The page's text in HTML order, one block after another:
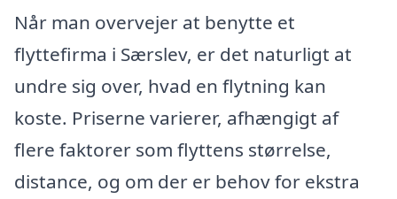
Når man overvejer at benytte et
flyttefirma i Særslev, er det naturligt at
undre sig over, hvad en flytning kan
koste. Priserne varierer, afhængigt af
flere faktorer som flyttens størrelse,
distance, og om der er behov for ekstra